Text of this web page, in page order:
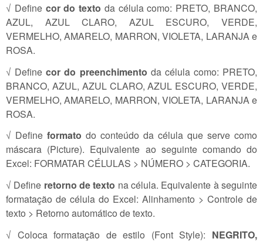
√ Define cor do texto da célula como: PRETO, BRANCO,
AZUL, AZUL CLARO, AZUL ESCURO, VERDE,
VERMELHO, AMARELO, MARRON, VIOLETA, LARANJA e
ROSA.
√ Definecor do preenchimento da célula como: PRETO,
BRANCO, AZUL, AZUL CLARO, AZUL ESCURO, VERDE,
VERMELHO, AMARELO, MARRON, VIOLETA, LARANJA e
ROSA.
√ Define formato do conteúdo da célula que serve como
máscara (Picture). Equivalente ao seguinte comando do
Excel: FORMATAR CÉLULAS > NÚMERO > CATEGORIA.
√ Define retorno de texto na célula. Equivalente à seguinte
formatação de célula do Excel: Alinhamento > Controle de
texto > Retorno automático de texto.
√ Coloca formatação de estilo (Font Style): NEGRITO,